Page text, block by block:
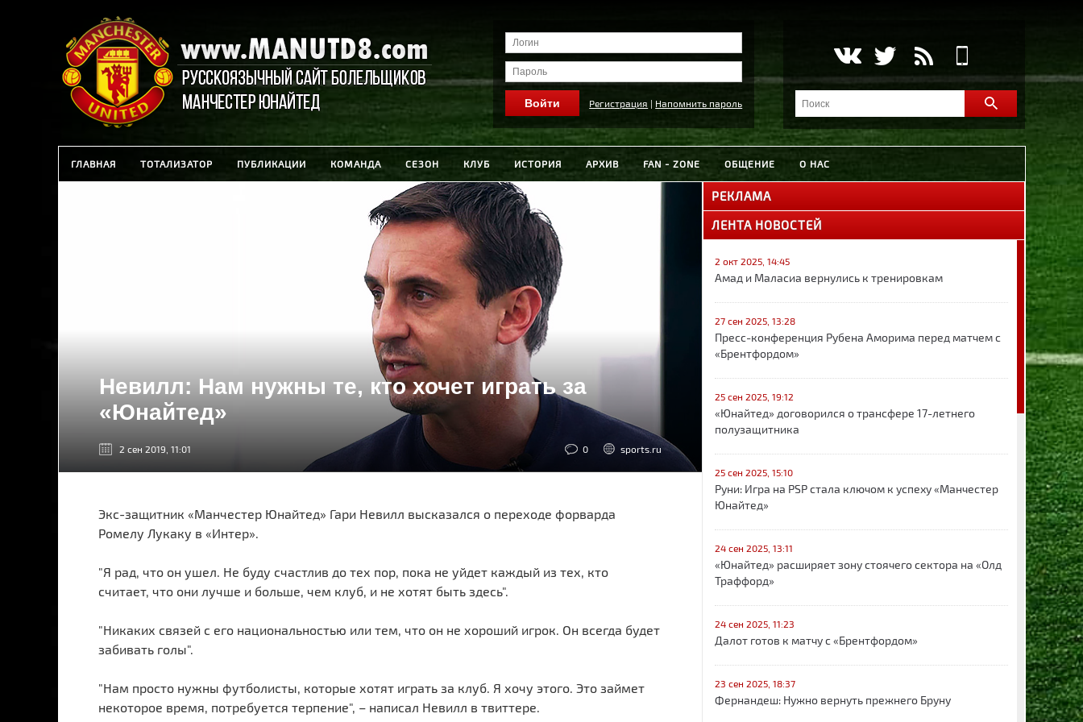
Регистрация | Напомнить пароль
ГЛАВНАЯ ТОТАЛИЗАТОР ПУБЛИКАЦИИ КОМАНДА СЕЗОН КЛУБ ИСТОРИЯ АРХИВ FAN - ZONE ОБЩЕНИЕ О НАС
Невилл: Нам нужны те, кто хочет играть за
«Юнайтед»
2 сен 2019, 11:01 0 sports.ru
Экс-защитник «Манчестер Юнайтед» Гари Невилл высказался о переходе форварда
Ромелу Лукаку в «Интер».
"Я рад, что он ушел. Не буду счастлив до тех пор, пока не уйдет каждый из тех, кто
считает, что они лучше и больше, чем клуб, и не хотят быть здесь".
"Никаких связей с его национальностью или тем, что он не хороший игрок. Он всегда будет
забивать голы".
"Нам просто нужны футболисты, которые хотят играть за клуб. Я хочу этого. Это займет
некоторое время, потребуется терпение", – написал Невилл в твиттере.
РЕКЛАМА
ЛЕНТА НОВОСТЕЙ
2 окт 2025, 14:45
Амад и Маласиа вернулись к тренировкам
27 сен 2025, 13:28
Пресс-конференция Рубена Аморима перед матчем с
«Брентфордом»
25 сен 2025, 19:12
«Юнайтед» договорился о трансфере 17-летнего
полузащитника
25 сен 2025, 15:10
Руни: Игра на PSP стала ключом к успеху «Манчестер
Юнайтед»
24 сен 2025, 13:11
«Юнайтед» расширяет зону стоячего сектора на «Олд
Траффорд»
24 сен 2025, 11:23
Далот готов к матчу с «Брентфордом»
23 сен 2025, 18:37
Фернандеш: Нужно вернуть прежнего Бруну